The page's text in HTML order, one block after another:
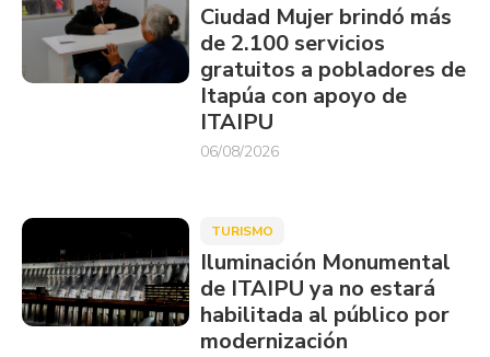
Ciudad Mujer brindó más
de 2.100 servicios
gratuitos a pobladores de
Itapúa con apoyo de
ITAIPU
06/08/2026
TURISMO
Iluminación Monumental
de ITAIPU ya no estará
habilitada al público por
modernización